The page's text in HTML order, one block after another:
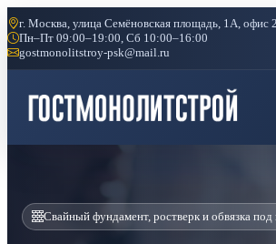
г. Москва, улица Семёновская площадь, 1А, офис
Пн–Пт 09:00–19:00, Сб 10:00–16:00
gostmonolitstroy-psk@mail.ru
Свайный фундамент, ростверк и обвязка под